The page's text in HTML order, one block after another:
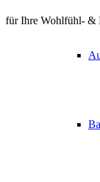
für Ihre Wohlfühl- &